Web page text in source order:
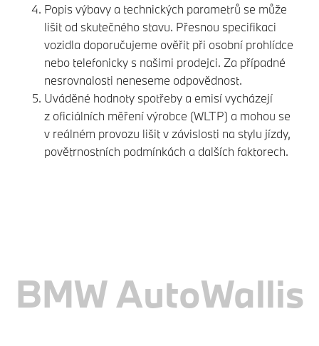
Popis výbavy a technických parametrů se může
lišit od skutečného stavu. Přesnou specifikaci
vozidla doporučujeme ověřit při osobní prohlídce
nebo telefonicky s našimi prodejci. Za případné
nesrovnalosti neneseme odpovědnost.
Uváděné hodnoty spotřeby a emisí vycházejí
z oficiálních měření výrobce (WLTP) a mohou se
v reálném provozu lišit v závislosti na stylu jízdy,
povětrnostních podmínkách a dalších faktorech.
BMW AutoWallis